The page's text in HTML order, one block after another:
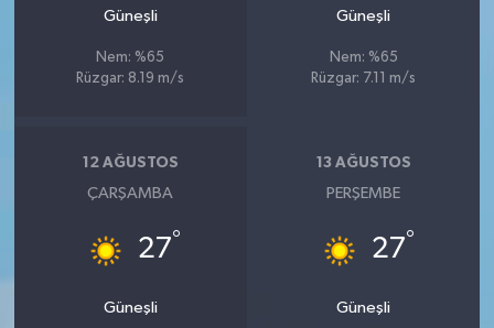
Güneşli
Nem: %65
Rüzgar: 8.19 m/s
Güneşli
Nem: %65
Rüzgar: 7.11 m/s
12 AĞUSTOS
ÇARŞAMBA
27°
Güneşli
13 AĞUSTOS
PERŞEMBE
27°
Güneşli